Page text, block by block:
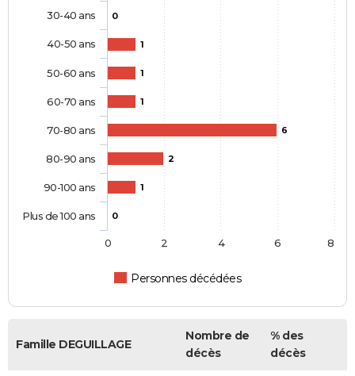
0
1
1
1
6
2
1
0
Personnes décédées
30-40 ans
40-50 ans
50-60 ans
60-70 ans
70-80 ans
80-90 ans
90-100 ans
Plus de 100 ans
0 2 4 6 8
Famille DEGUILLAGE
Nombre de
décès
% des
décès